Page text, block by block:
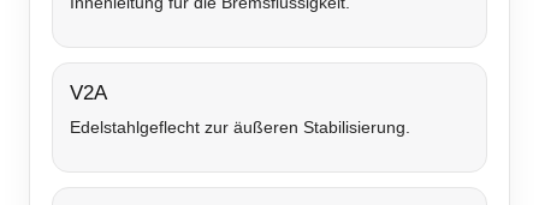
V2A
Edelstahlgeflecht zur äußeren Stabilisierung.